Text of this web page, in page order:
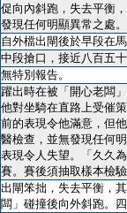
促向內斜跑，失去平衡
發現任何明顯異常之處。
自外檔出閘後於早段在
中段搶口，接近八百五
無特別報告。
躍出時在被「開心老闆
他對坐騎在直路上受催
前的表現令他滿意，但
醫檢查，並無發現任何
表現令人失望。「久久
賽。賽後須抽取樣本檢
出閘笨拙，失去平衡，
闆」碰撞後向外斜跑。